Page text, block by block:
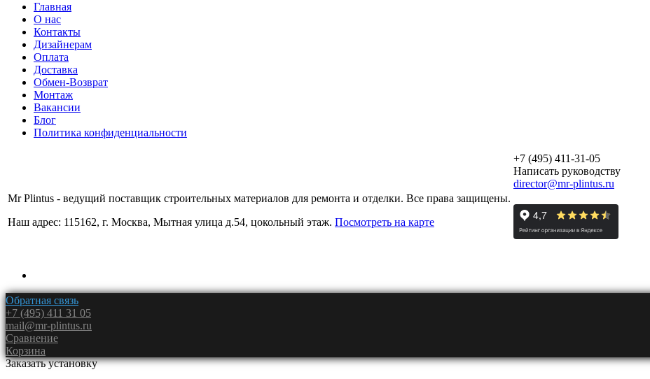
Главная
О нас
Контакты
Дизайнерам
Оплата
Доставка
Обмен-Возврат
Монтаж
Вакансии
Блог
Политика конфиденциальности
Mr Plintus - ведущий поставщик строительных материалов для ремонта и отделки. Все права защищены.
Наш адрес: 115162, г. Москва, Мытная улица д.54, цокольный этаж. Посмотреть на карте
+7 (495) 411-31-05
Написать руководству
director@mr-plintus.ru
Обратная связь
+7 (495) 411 31 05
mail@mr-plintus.ru
Сравнение
Корзина
Заказать установку